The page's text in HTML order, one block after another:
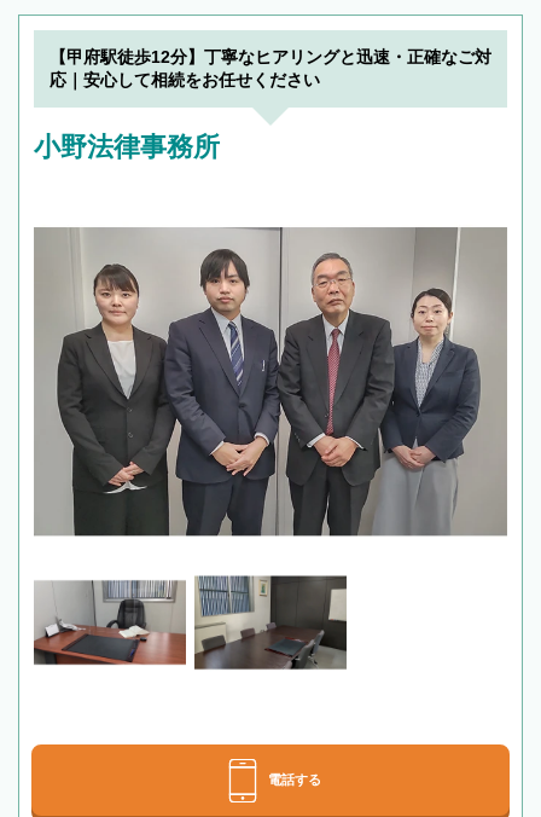
【甲府駅徒歩12分】丁寧なヒアリングと迅速・正確なご対
応｜安心して相続をお任せください
小野法律事務所
電話する